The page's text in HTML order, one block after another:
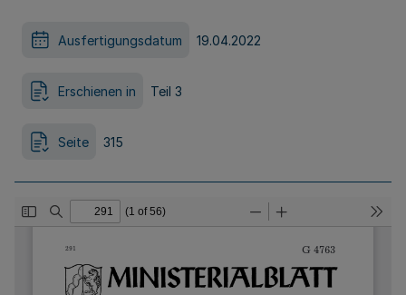
Ausfertigungsdatum 19.04.2022
Erschienen in Teil 3
Seite 315